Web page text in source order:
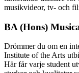
musikvideor, tv- och
BA (Hons)
Drömmer du om en
Institute of the Arts
Här får varje student